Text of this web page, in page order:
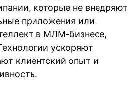
которые не внедряют
приложения или
в МЛМ-бизнесе,
ускоряют
клиентский опыт и